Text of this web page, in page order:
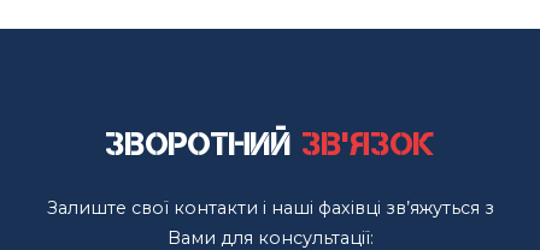
Зворотний зв'язок
Залиште свої контакти і наші фахівці зв’яжуться з
Вами для консультації: